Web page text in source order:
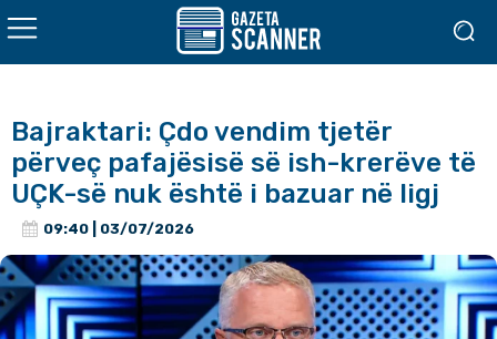
Bajraktari: Çdo vendim tjetër
përveç pafajësisë së ish-krerëve të
UÇK-së nuk është i bazuar në ligj
09:40 | 03/07/2026